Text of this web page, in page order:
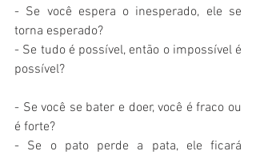
- Se você espera o inesperado, ele se
torna esperado?
- Se tudo é possível, então o impossível é
possível?
- Se você se bater e doer, você é fraco ou
é forte?
- Se o pato perde a pata, ele ficará